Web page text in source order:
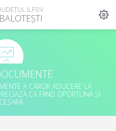
ILFOV
BALOTEȘTI
A CĂROR ADUCERE LA
CA FIIND OPORTUNĂ ȘI